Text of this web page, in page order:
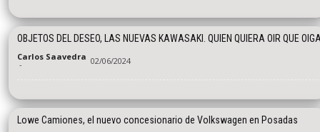
OBJETOS DEL DESEO, LAS NUEVAS KAWASAKI. QUIEN QUIERA OIR QUE
Carlos Saavedra
- 02/06/2024
Lowe Camiones, el nuevo concesionario de Volkswagen en Posadas